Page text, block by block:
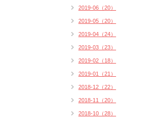
2019-06（20）
2019-05（20）
2019-04（24）
2019-03（23）
2019-02（18）
2019-01（21）
2018-12（22）
2018-11（20）
2018-10（28）